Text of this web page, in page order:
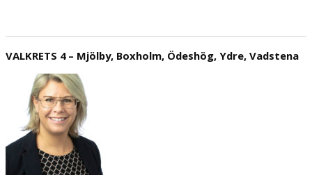
VALKRETS 4 – Mjölby, Boxholm, Ödeshög, Ydre, Vadstena